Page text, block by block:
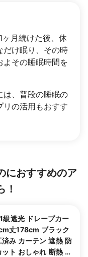
ヶ月続けた後、休
だけ眠り、その時
よその睡眠時間を
は、普段の睡眠の
リの活用もおすす
におすすめのア
！
遮光 ドレープカー
丈178cm ブラック
み カーテン 遮熱 防
ト おしゃれ 断熱 昼